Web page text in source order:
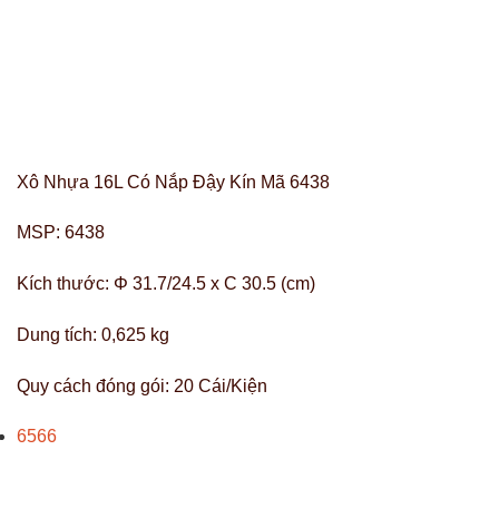
Xô Nhựa 16L Có Nắp Đậy Kín Mã 6438
MSP: 6438
Kích thước: Φ 31.7/24.5 x C 30.5 (cm)
Dung tích: 0,625 kg
Quy cách đóng gói: 20 Cái/Kiện
6566